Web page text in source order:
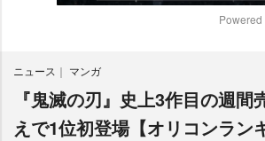
Powered
ニュース マンガ
『鬼滅の刃』史上3作目の週間
えで1位初登場【オリコンラン